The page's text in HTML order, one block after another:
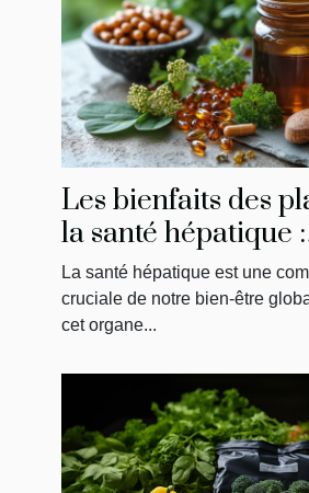
Les bienfaits des
la santé hépatique :
comprendre et
meilleurs
La santé hépatique est une
cruciale de notre bien-être
cet organe...